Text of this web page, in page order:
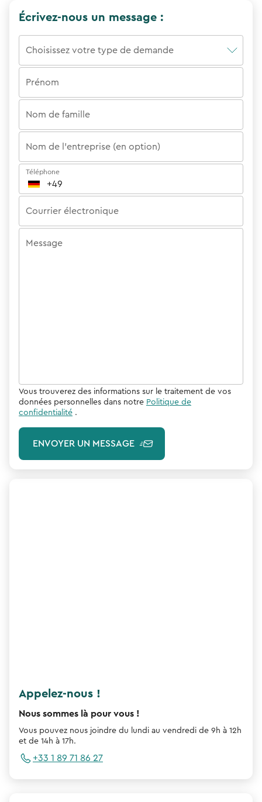
Écrivez-nous un message :
Choisissez votre type de demande
Prénom
Nom de famille
Nom de l'entreprise (en option)
Téléphone
DE
Courrier électronique
Message
Vous trouverez des informations sur le traitement de vos
données personnelles dans notre Politique de
confidentialité .
ENVOYER UN MESSAGE
Appelez-nous !
Nous sommes là pour vous !
Vous pouvez nous joindre du lundi au vendredi de 9h à 12h
et de 14h à 17h.
+33 1 89 71 86 27